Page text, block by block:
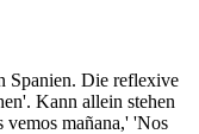
Spanien. Die reflexive
Kann allein stehen
mañana,' 'Nos